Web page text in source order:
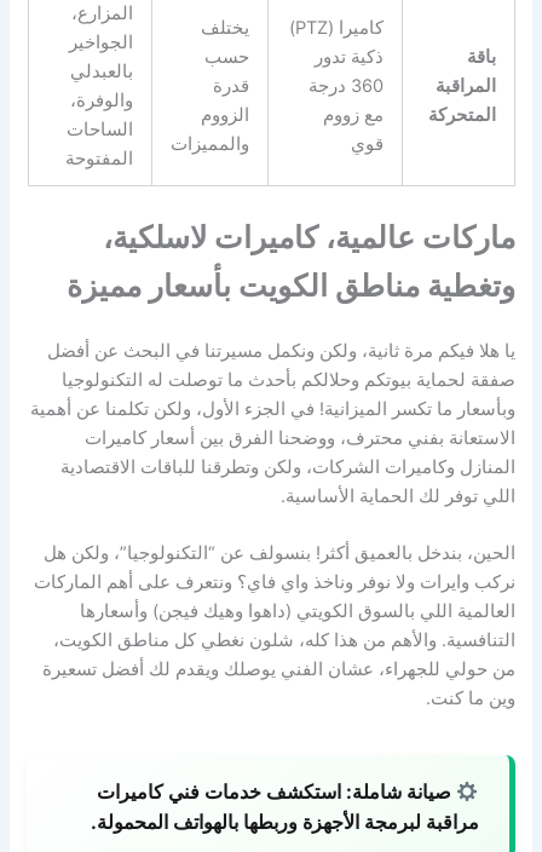
باقة
المراقبة
المتحركة
كاميرا (PTZ)
ذكية تدور
360 درجة
مع زووم
قوي
يختلف
حسب
قدرة
الزووم
والمميزات
المزارع،
الجواخير
بالعبدلي
والوفرة،
الساحات
المفتوحة
ماركات عالمية، كاميرات لاسلكية،
وتغطية مناطق الكويت بأسعار مميزة
يا هلا فيكم مرة ثانية، ولكن ونكمل مسيرتنا في البحث عن أفضل
صفقة لحماية بيوتكم وحلالكم بأحدث ما توصلت له التكنولوجيا
وبأسعار ما تكسر الميزانية! في الجزء الأول، ولكن تكلمنا عن أهمية
الاستعانة بفني محترف، ووضحنا الفرق بين أسعار كاميرات
المنازل وكاميرات الشركات، ولكن وتطرقنا للباقات الاقتصادية
اللي توفر لك الحماية الأساسية.
الحين، بندخل بالعميق أكثر! بنسولف عن “التكنولوجيا”، ولكن هل
نركب وايرات ولا نوفر وناخذ واي فاي؟ ونتعرف على أهم الماركات
العالمية اللي بالسوق الكويتي (داهوا وهيك فيجن) وأسعارها
التنافسية. والأهم من هذا كله، شلون نغطي كل مناطق الكويت،
من حولي للجهراء، عشان الفني يوصلك ويقدم لك أفضل تسعيرة
وين ما كنت.
صيانة شاملة: استكشف خدمات فني كاميرات
مراقبة لبرمجة الأجهزة وربطها بالهواتف المحمولة.